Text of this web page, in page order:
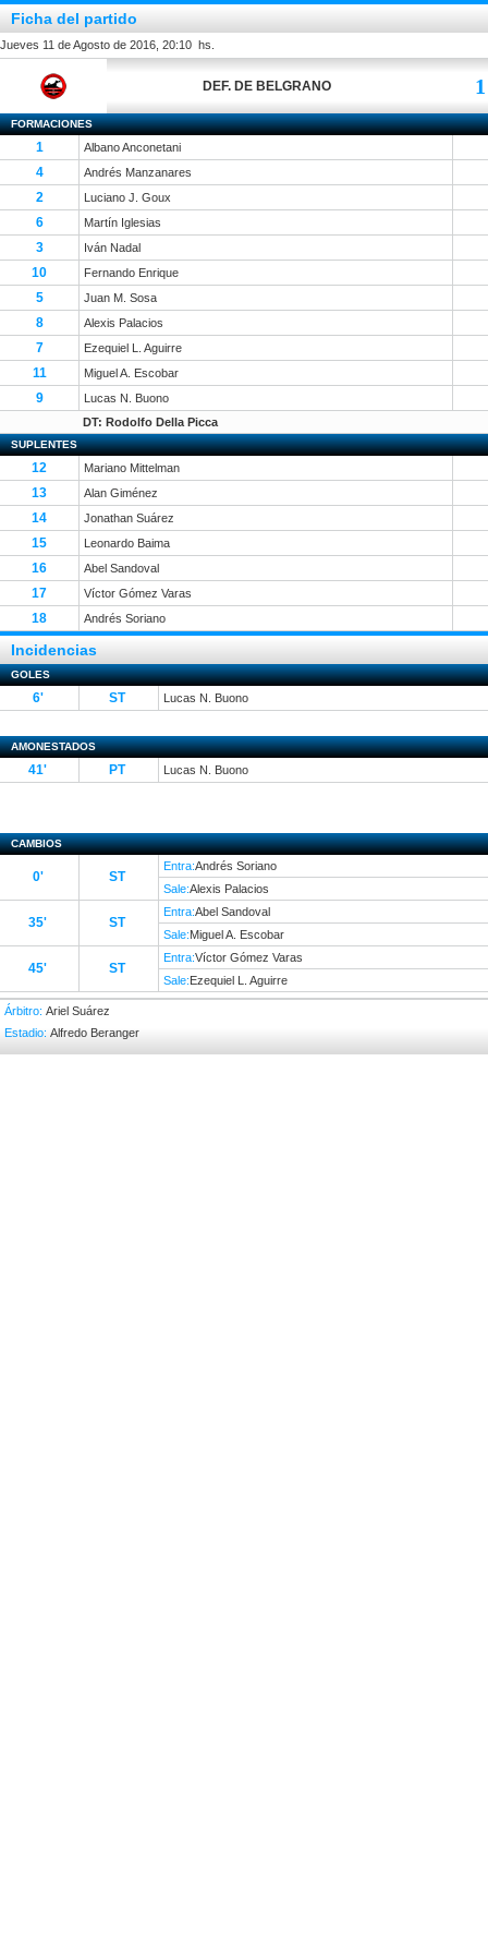
Ficha del partido
Jueves 11 de Agosto de 2016, 20:10 hs.
DEF. DE BELGRANO 1
FORMACIONES
1 Albano Anconetani
4 Andrés Manzanares
2 Luciano J. Goux
6 Martín Iglesias
3 Iván Nadal
10 Fernando Enrique
5 Juan M. Sosa
8 Alexis Palacios
7 Ezequiel L. Aguirre
11 Miguel A. Escobar
9
Lucas N. Buono
DT: Rodolfo Della Picca
SUPLENTES
12 Mariano Mittelman
13 Alan Giménez
14 Jonathan Suárez
15 Leonardo Baima
16 Abel Sandoval
17 Víctor Gómez Varas
18 Andrés Soriano
Incidencias
GOLES
6' ST Lucas N. Buono
AMONESTADOS
41' PT Lucas N. Buono
CAMBIOS
0' ST
Entra:Andrés Soriano
Sale:Alexis Palacios
35' ST
Entra:Abel Sandoval
Sale:Miguel A. Escobar
45' ST
Entra:Víctor Gómez Varas
Sale:Ezequiel L. Aguirre
Árbitro: Ariel Suárez
Estadio: Alfredo Beranger